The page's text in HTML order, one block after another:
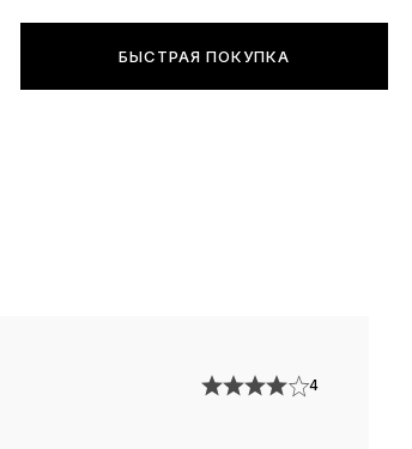
БЫСТРАЯ ПОКУПКА
4